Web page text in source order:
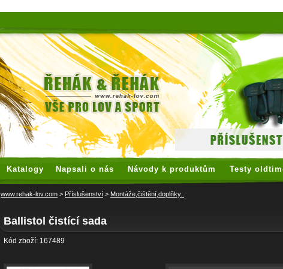
Katalogy Napsali o nás Návody k produktům Testy
www.rehak-lov.com > Příslušenství > Montáže,čištění,doplňky..
Ballistol čistící sada
Kód zboží: 167489